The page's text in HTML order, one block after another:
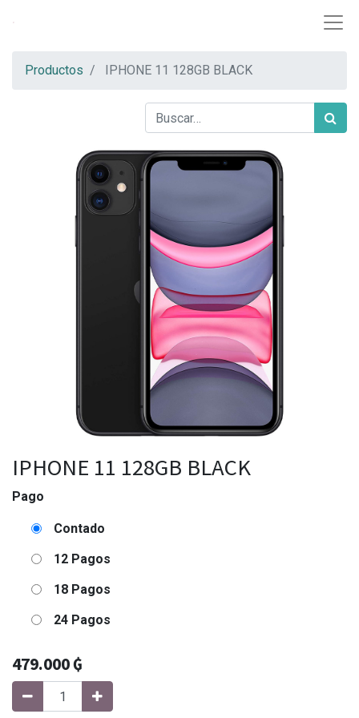
Productos IPHONE 11 128GB BLACK
IPHONE 11 128GB BLACK
Pago
Contado
12 Pagos
18 Pagos
24 Pagos
479.000₲